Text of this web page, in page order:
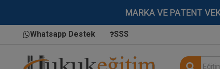
MARKA VE PATENT
Whatsapp Destek SSS